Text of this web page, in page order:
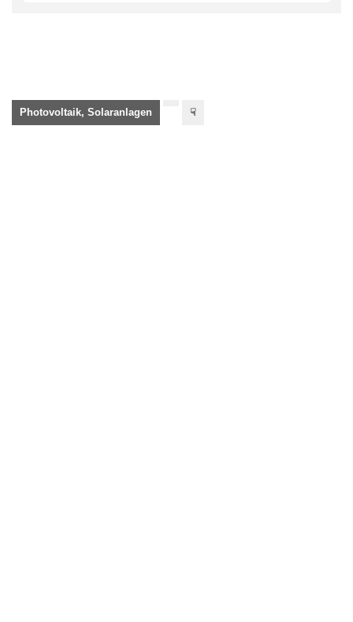
Photovoltaik, Solaranlagen ☟